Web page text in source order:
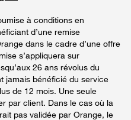
à conditions en
d’une remise
dans le cadre d’une offre
s’appliquera sur
26 ans révolus du
jamais bénéficié du service
de 12 mois. Une seule
par client. Dans le cas où la
pas validée par Orange, le